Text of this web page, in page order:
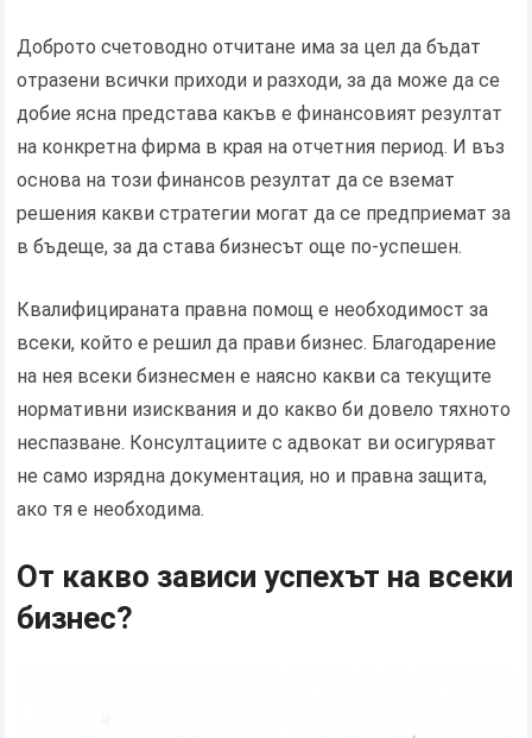
Доброто счетоводно отчитане има за цел да бъдат
отразени всички приходи и разходи, за да може да се
добие ясна представа какъв е финансовият резултат
на конкретна фирма в края на отчетния период. И въз
основа на този финансов резултат да се вземат
решения какви стратегии могат да се предприемат за
в бъдеще, за да става бизнесът още по-успешен.
Квалифицираната правна помощ е необходимост за
всеки, който е решил да прави бизнес. Благодарение
на нея всеки бизнесмен е наясно какви са текущите
нормативни изисквания и до какво би довело тяхното
неспазване. Консултациите с адвокат ви осигуряват
не само изрядна документация, но и правна защита,
ако тя е необходима.
От какво зависи успехът на всеки
бизнес?